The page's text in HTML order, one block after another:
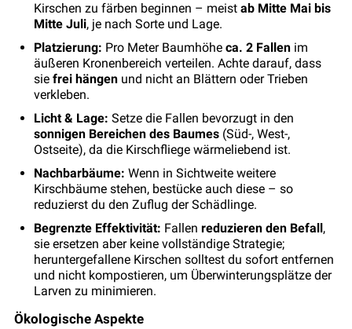
Kirschen zu färben beginnen – meist ab Mitte Mai bis
Mitte Juli, je nach Sorte und Lage.
Platzierung: Pro Meter Baumhöhe ca. 2 Fallen im
äußeren Kronenbereich verteilen. Achte darauf, dass
sie frei hängen und nicht an Blättern oder Trieben
verkleben.
Licht & Lage: Setze die Fallen bevorzugt in den
sonnigen Bereichen des Baumes (Süd-, West-,
Ostseite), da die Kirschfliege wärmeliebend ist.
Nachbarbäume: Wenn in Sichtweite weitere
Kirschbäume stehen, bestücke auch diese – so
reduzierst du den Zuflug der Schädlinge.
Begrenzte Effektivität: Fallen reduzieren den Befall,
sie ersetzen aber keine vollständige Strategie;
heruntergefallene Kirschen solltest du sofort entfernen
und nicht kompostieren, um Überwinterungsplätze der
Larven zu minimieren.
Ökologische Aspekte